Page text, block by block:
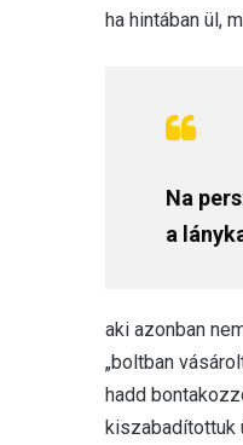
ha hintában ül,
Na
a
aki azonban
„boltban
hadd
kiszabadítottuk